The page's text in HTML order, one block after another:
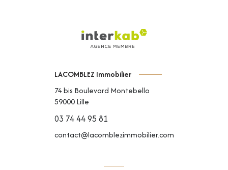
LACOMBLEZ Immobilier
74 bis Boulevard Montebello
59000Lille
03 74 44 95 81
contact@lacomblezimmobilier.com